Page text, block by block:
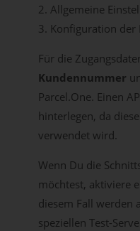
Allgemeine
Konfiguration der
Für die
Kundennummer
Parcel.One. Einen
hinterlegen, da
verwendet wird.
Wenn Du die
möchtest, aktiviere
diesem Fall werden
speziellen Test-